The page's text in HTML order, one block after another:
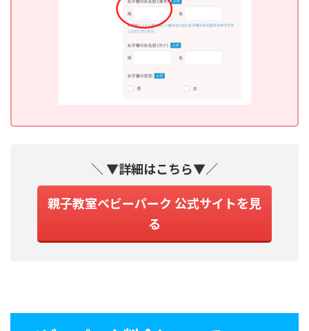
＼ ▼詳細はこちら▼／
親子教室ベビーパーク 公式サイトを見
る